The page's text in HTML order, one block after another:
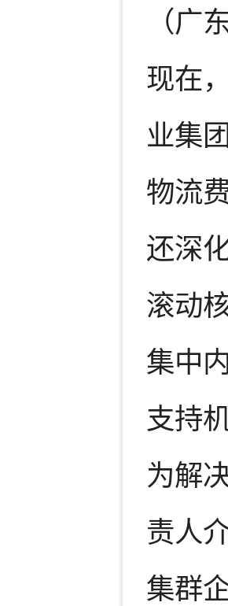
（广
现在
业集
物流
还深
滚动
集中
支持
为解
责人
集群